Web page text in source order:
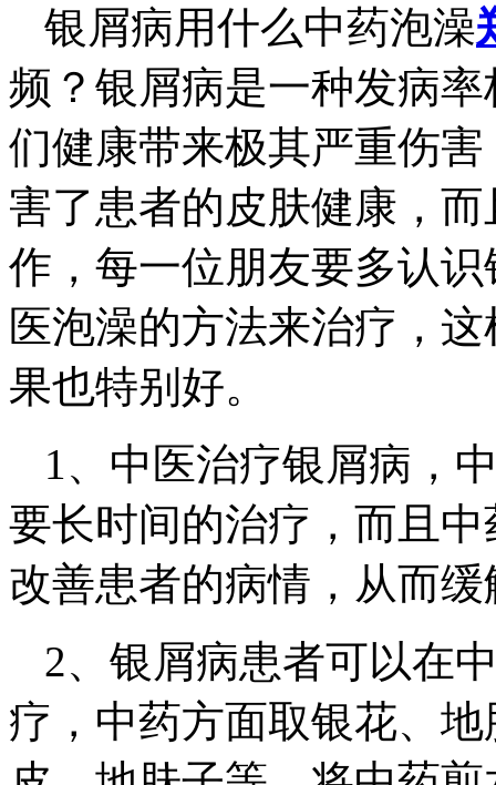
银屑病用什么中药泡澡
频？银屑病是一种发病
们健康带来极其严重伤
害了患者的皮肤健康，
作，每一位朋友要多认
医泡澡的方法来治疗，
果也特别好。
1、中医治疗银屑病，
要长时间的治疗，而且
改善患者的病情，从而
2、银屑病患者可以在
疗，中药方面取银花、